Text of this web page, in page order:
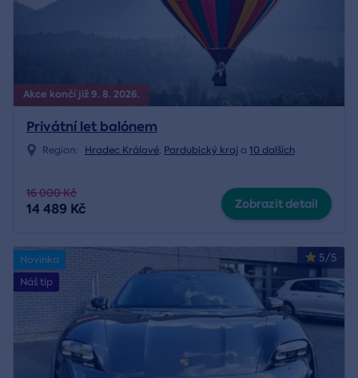
Akce končí již 9. 8. 2026.
Privátní let balónem
Region: Hradec Králové, Pardubický kraj a 10 dalších
16 000 Kč
14 489 Kč Zobrazit detail
5/5
Novinka
Náš tip